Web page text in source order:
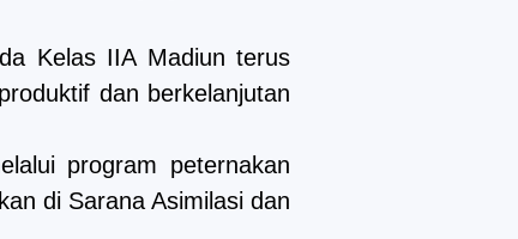
Kelas IIA Madiun terus
dan berkelanjutan
program peternakan
di Sarana Asimilasi dan